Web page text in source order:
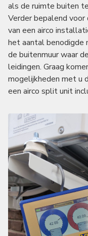
als de ruimte buiten
Verder bepalend
van een airco
het aantal benodigde
de buitenmuur waar
leidingen. Graag
mogelijkheden met u
een airco split unit